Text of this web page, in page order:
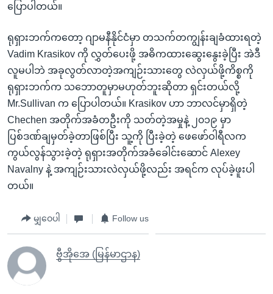
ပြောပါတယ်။
ရုရှားဘက်ကတော့ ဂျာမနီနိုင်ငံမှာ တသက်တကျွန်းချခံထားရတဲ့
Vadim Krasikov ကို လွှတ်ပေးဖို့ အဓိကထားဆွေးနွေးခဲ့ပြီး အဲဒီ
လူမပါဘဲ အခုလွတ်လာတဲ့အကျဉ်းသားတွေ လဲလှယ်ဖို့ကိစ္စကို
ရုရှားဘက်က သဘောတူမှာမဟုတ်ဘူးဆိုတာ ရှင်းတယ်လို့
Mr.Sullivan က ပြောပါတယ်။ Krasikov ဟာ ဘာလင်မှာရှိတဲ့
Chechen အတိုက်အခံတဦးကို သတ်တဲ့အမှုနဲ့ ၂၀၁၉ မှာ
ပြစ်ဒဏ်ချမှတ်ခဲ့တာဖြစ်ပြီး သူ့ကို ပြီးခဲ့တဲ့ ဖေဖော်ဝါရီလက
ကွယ်လွန်သွားခဲ့တဲ့ ရုရှားအတိုက်အခံခေါင်းဆောင် Alexey
Navalny နဲ့ အကျဉ်းသားလဲလှယ်ဖို့လည်း အရင်က လုပ်ခဲ့ဖူးပါ
တယ်။
မျှဝေပါ Follow us
ဗွီအိုအေ (မြန်မာဌာန)